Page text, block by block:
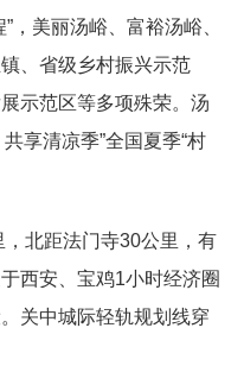
，美丽汤峪、富裕汤峪、
、省级乡村振兴示范
示范区等多项殊荣。 汤
享清凉季”全国夏季“村
北距法门寺30公里，有
西安、宝鸡1小时经济圈
关中城际轻轨规划线穿